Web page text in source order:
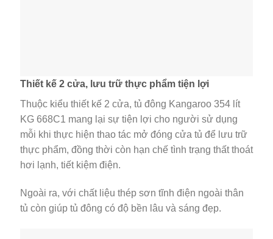
Thiết kế 2 cửa, lưu trữ thực phẩm tiện lợi
Thuộc kiểu thiết kế 2 cửa, tủ đông Kangaroo 354 lít
KG 668C1 mang lại sự tiện lợi cho người sử dụng
mỗi khi thực hiện thao tác mở đóng cửa tủ để lưu trữ
thực phẩm, đồng thời còn hạn chế tình trạng thất thoát
hơi lạnh, tiết kiệm điện.
Ngoài ra, với chất liệu thép sơn tĩnh điện ngoài thân
tủ còn giúp tủ đông có độ bền lâu và sáng đẹp.